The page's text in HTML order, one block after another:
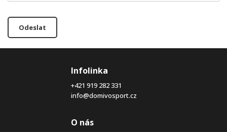
Odeslat
Infolinka
+421 919 282 331
info@domivosport.cz
O nás